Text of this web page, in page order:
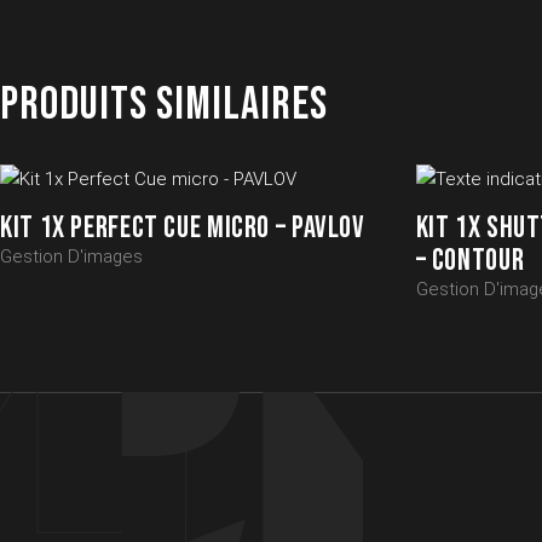
PRODUITS SIMILAIRES
KIT 1X PERFECT CUE MICRO – PAVLOV
Gestion D'images
KIT 1X
– CONTOUR
Gestion